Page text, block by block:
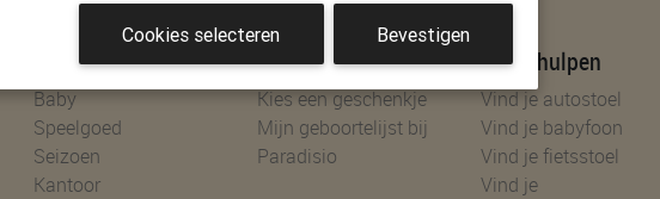
Shoppen
Baby
Speelgoed
Seizoen
Kantoor
Geboortelijsten
Kies een geschenkje
Mijn geboortelijst bij
Paradisio
Keuzehulpen
Vind je autostoel
Vind je babyfoon
Vind je fietsstoel
Vind je
Cookies selecteren Bevestigen